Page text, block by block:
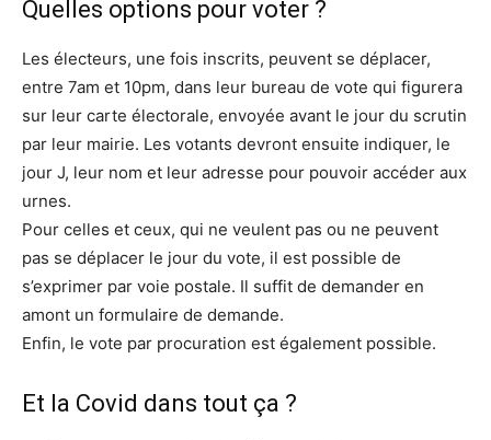
Quelles options pour voter ?
Les électeurs, une fois inscrits, peuvent se déplacer,
entre 7am et 10pm, dans leur bureau de vote qui figurera
sur leur carte électorale, envoyée avant le jour du scrutin
par leur mairie. Les votants devront ensuite indiquer, le
jour J, leur nom et leur adresse pour pouvoir accéder aux
urnes.
Pour celles et ceux, qui ne veulent pas ou ne peuvent
pas se déplacer le jour du vote, il est possible de
s’exprimer par voie postale. Il suffit de demander en
amont un formulaire de demande.
Enfin, le vote par procuration est également possible.
Et la Covid dans tout ça ?